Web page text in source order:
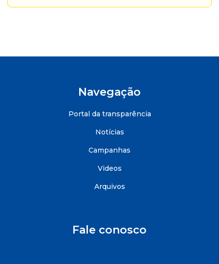
Navegação
Portal da transparência
Notícias
Campanhas
Videos
Arquivos
Fale conosco